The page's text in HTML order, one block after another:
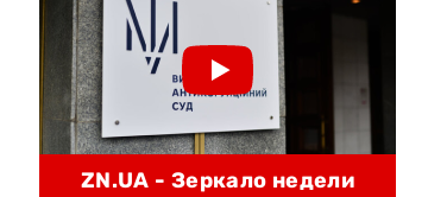
ZN.UA - Зеркало недели